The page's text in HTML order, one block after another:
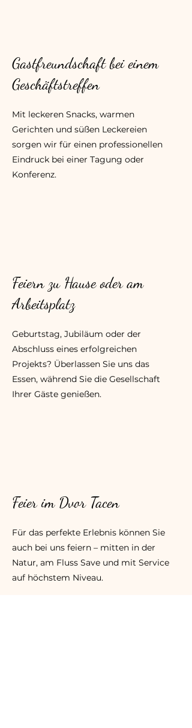
Gastfreundschaft bei einem
Geschäftstreffen
Mit leckeren Snacks, warmen
Gerichten und süßen Leckereien
sorgen wir für einen professionellen
Eindruck bei einer Tagung oder
Konferenz.
Feiern zu Hause oder am
Arbeitsplatz
Geburtstag, Jubiläum oder der
Abschluss eines erfolgreichen
Projekts? Überlassen Sie uns das
Essen, während Sie die Gesellschaft
Ihrer Gäste genießen.
Feier im Dvor Tacen
Für das perfekte Erlebnis können Sie
auch bei uns feiern – mitten in der
Natur, am Fluss Save und mit Service
auf höchstem Niveau.